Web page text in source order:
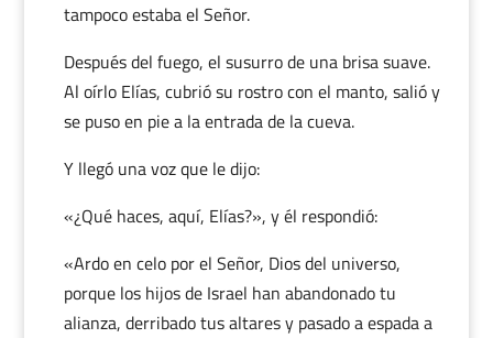
tampoco estaba el Señor.
Después del fuego, el susurro de una brisa suave.
Al oírlo Elías, cubrió su rostro con el manto, salió y
se puso en pie a la entrada de la cueva.
Y llegó una voz que le dijo:
«¿Qué haces, aquí, Elías?», y él respondió:
«Ardo en celo por el Señor, Dios del universo,
porque los hijos de Israel han abandonado tu
alianza, derribado tus altares y pasado a espada a